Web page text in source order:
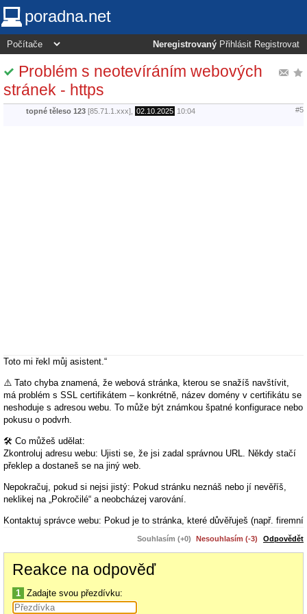
poradna.net
Neregistrovaný Přihlásit Registrovat
Problém s neotevíráním webových
stránek - https
topné těleso 123 [85.71.1.xxx], 02.10.2025 10:04 #5
Toto mi řekl můj asistent.“
⚠️ Tato chyba znamená, že webová stránka, kterou se snažíš navštívit,
má problém s SSL certifikátem – konkrétně, název domény v certifikátu se
neshoduje s adresou webu. To může být známkou špatné konfigurace nebo
pokusu o podvrh.
🛠 Co můžeš udělat:
Zkontroluj adresu webu: Ujisti se, že jsi zadal správnou URL. Někdy stačí
překlep a dostaneš se na jiný web.
Nepokračuj, pokud si nejsi jistý: Pokud stránku neznáš nebo jí nevěříš,
neklikej na „Pokročilé“ a neobcházej varování.
Kontaktuj správce webu: Pokud je to stránka, které důvěřuješ (např. firemní
nebo školní), informuj jejich IT oddělení, že certifikát není správně
Zkus jiný prohlížeč nebo zařízení: Někdy může být problém lokální – zkus
otevřít stránku jinde.
Počkej a zkus to později: Pokud je to dočasná chyba konfigurace, může
Souhlasím (+0) Nesouhlasím (-3) Odpovědět
Reakce na odpověď
1 Zadajte svou přezdívku: